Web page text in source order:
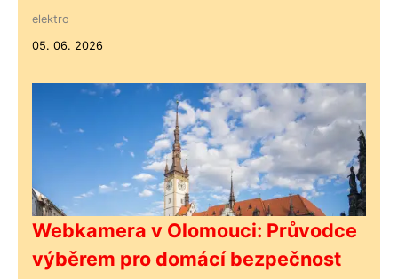
elektro
05. 06. 2026
Webkamera v Olomouci: Průvodce
výběrem pro domácí bezpečnost